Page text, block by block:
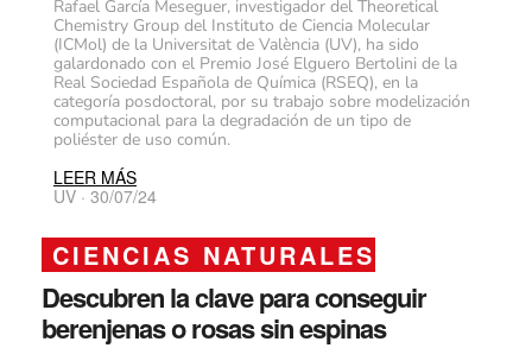
Rafael García Meseguer, investigador del Theoretical
Chemistry Group del Instituto de Ciencia Molecular
(ICMol) de la Universitat de València (UV), ha sido
galardonado con el Premio José Elguero Bertolini de la
Real Sociedad Española de Química (RSEQ), en la
categoría posdoctoral, por su trabajo sobre modelización
computacional para la degradación de un tipo de
poliéster de uso común.
LEER MÁS
UV · 30/07/24
CIENCIAS NATURALES
Descubren la clave para conseguir
berenjenas o rosas sin espinas